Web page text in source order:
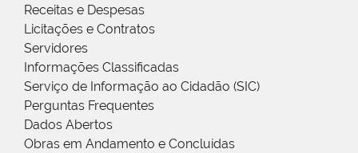
Receitas e Despesas
Licitações e Contratos
Servidores
Informações Classificadas
Serviço de Informação ao Cidadão (SIC)
Perguntas Frequentes
Dados Abertos
Obras em Andamento e Concluídas